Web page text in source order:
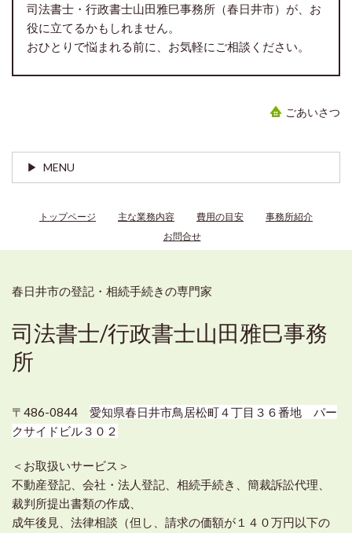
司法書士・行政書士山田雅巳事務所（春日井市）が、お
役に立てるかもしれません。
おひとりで悩まれる前に、お気軽にご相談ください。
ごあいさつ
MENU
トップページ 主な業務内容 費用の目安
事務所紹介
お問合せ
春日井市の登記・相続手続きの専門家
司法書士/行政書士山田雅巳事務
所
〒486-0844 愛知県春日井市鳥居松町４丁目３６番地 パー
クサイドビル３０２
＜お取扱いサービス＞
不動産登記、会社・法人登記、相続手続き、簡裁訴訟代理、
裁判所提出書類の作成、
成年後見、法律相談（但し、請求の価額が１４０万円以下の